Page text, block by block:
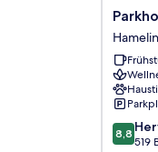
Hameln
Hamelin
Hamelin
8.8
von
8,8
519